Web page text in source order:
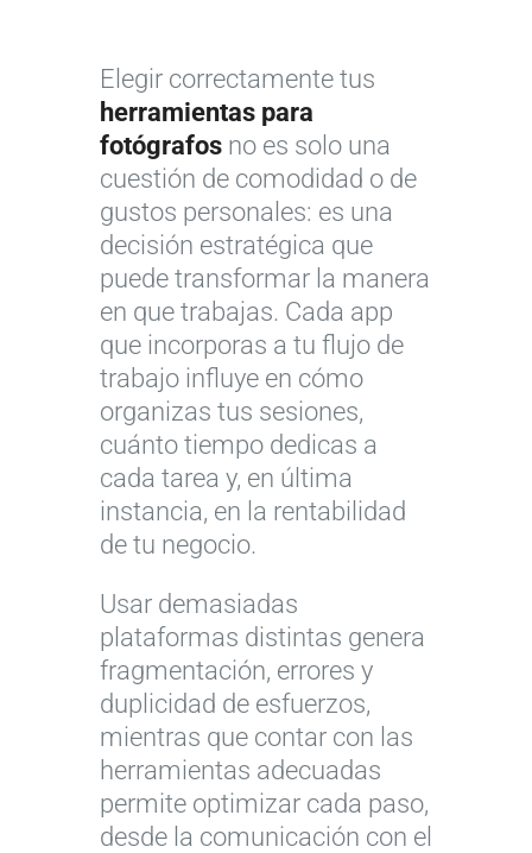
Elegir correctamente tus
herramientas para
fotógrafos no es solo una
cuestión de comodidad o de
gustos personales: es una
decisión estratégica que
puede transformar la manera
en que trabajas. Cada app
que incorporas a tu flujo de
trabajo influye en cómo
organizas tus sesiones,
cuánto tiempo dedicas a
cada tarea y, en última
instancia, en la rentabilidad
de tu negocio.
Usar demasiadas
plataformas distintas genera
fragmentación, errores y
duplicidad de esfuerzos,
mientras que contar con las
herramientas adecuadas
permite optimizar cada paso,
desde la comunicación con el